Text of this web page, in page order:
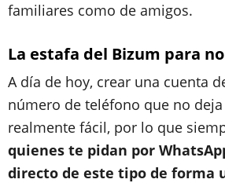
familiares como de amigos.
La estafa del Bizum para
A día de hoy, crear una cuenta
número de teléfono que no
realmente fácil, por lo que
quienes te pidan por
directo de este tipo de forma